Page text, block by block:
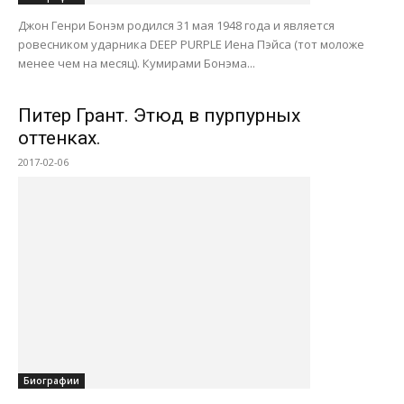
Джон Генри Бонэм родился 31 мая 1948 года и является
ровесником ударника DEEP PURPLE Иена Пэйса (тот моложе
менее чем на месяц). Кумирами Бонэма...
Питер Грант. Этюд в пурпурных
оттенках.
2017-02-06
Биографии